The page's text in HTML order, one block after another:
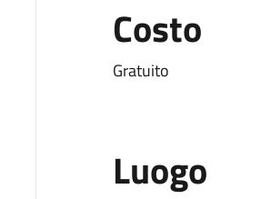
Costo
Gratuito
Luogo